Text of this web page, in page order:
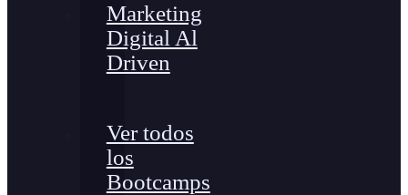
Marketing
Digital Al
Driven
Ver todos
los
Bootcamps